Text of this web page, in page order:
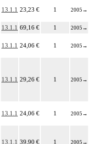
13.1.1 23,23 € 1 2005 →
13.1.1 69,16 € 1 2005 →
13.1.1 24,06 € 1 2005 →
13.1.1 29,26 € 1 2005 →
13.1.1 24,06 € 1 2005 →
13.1.1 39,90 € 1 2005 →